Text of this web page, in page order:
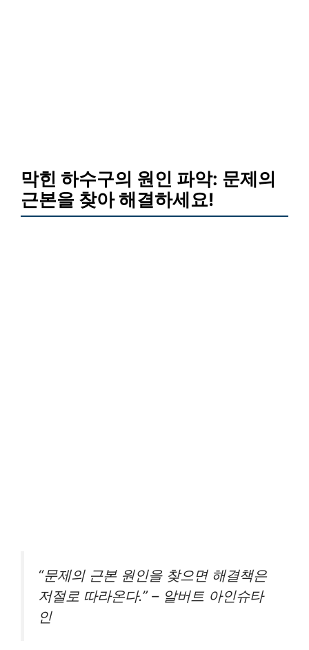
막힌 하수구의 원인 파악: 문제의
근본을 찾아 해결하세요!
“문제의 근본 원인을 찾으면 해결책은
저절로 따라온다.” – 알버트 아인슈타
인